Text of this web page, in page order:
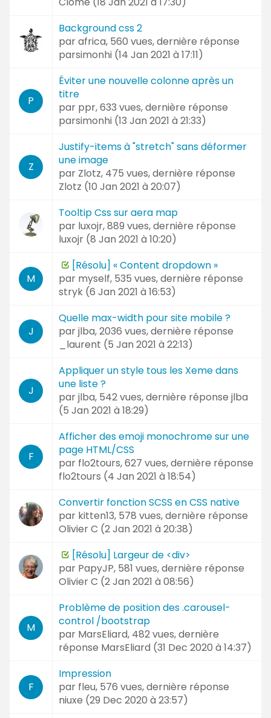
Background css 2
parafrica, 560 vues, dernière réponse
parsimonhi (14 Jan 2021 à 17:11)
P
Éviter une nouvelle colonne après un
titre
par ppr, 633 vues, dernière réponse
parsimonhi (13 Jan 2021 à 21:33)
Z
Justify-items à "stretch" sans déformer
une image
par Zlotz, 475 vues, dernière réponse
Zlotz (10 Jan 2021 à 20:07)
Tooltip Css sur aera map
par luxojr, 889 vues, dernière réponse
luxojr (8 Jan 2021 à 10:20)
M
[Résolu] « Content dropdown »
par myself, 535 vues, dernière réponse
stryk (6 Jan 2021 à 16:53)
J
Quelle max-width pour site mobile ?
parjlba, 2036 vues, dernière réponse
_laurent (5 Jan 2021 à 22:13)
J
Appliquer un style tous les Xeme dans
une liste ?
parjlba, 542 vues, dernière réponse jlba
(5 Jan 2021 à 18:29)
F
Afficher des emoji monochrome sur une
page HTML/CSS
par flo2tours, 627 vues, dernière réponse
flo2tours (4 Jan 2021 à 18:54)
Convertir fonction SCSS en CSS native
par kitten13, 578 vues, dernière réponse
Olivier C (2 Jan 2021 à 20:38)
[Résolu] Largeur de <div>
par PapyJP, 581 vues, dernière réponse
Olivier C (2 Jan 2021 à 08:56)
M
Problème de position des .carousel-
control /bootstrap
par MarsEliard, 482 vues, dernière
réponse MarsEliard (31 Dec 2020 à 14:37)
F
Impression
par fleu, 576 vues, dernière réponse
niuxe (29 Dec 2020 à 23:57)